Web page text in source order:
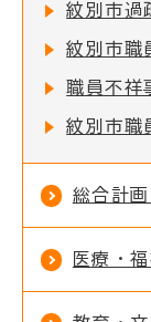
職員不祥
総合計
医療・